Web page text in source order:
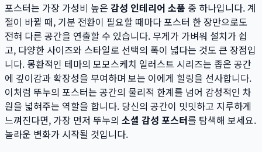
포스터는 가장 가성비 높은 감성 인테리어 소품 중 하나입니다. 계
절이 바뀔 때, 기분 전환이 필요할 때마다 포스터 한 장만으로도
전혀 다른 공간을 연출할 수 있습니다. 무게가 가벼워 설치가 쉽
고, 다양한 사이즈와 스타일로 선택의 폭이 넓다는 것도 큰 장점입
니다. 몽환적인 테마의 모모스케치 일러스트 시리즈는 좁은 공간
에 깊이감과 확장성을 부여하며 보는 이에게 힐링을 선사합니다.
이처럼 뚜누의 포스터는 공간의 물리적 한계를 넘어 감성적인 차
원을 넓혀주는 역할을 합니다. 당신의 공간이 밋밋하고 지루하게
느껴진다면, 가장 먼저 뚜누의 소셜 감성 포스터를 탐색해 보세요.
놀라운 변화가 시작될 것입니다.